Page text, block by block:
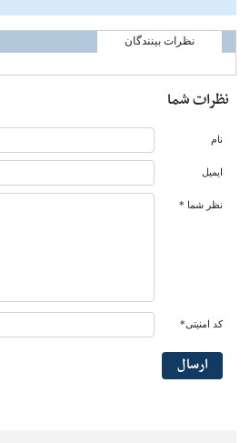
نظرات بینندگان
نظرات شما
نام
ایمیل
نظر شما *
کد امنیتی*
ارسال